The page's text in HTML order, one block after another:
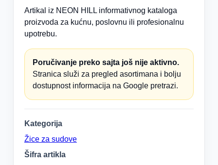
Artikal iz NEON HILL informativnog kataloga
proizvoda za kućnu, poslovnu ili profesionalnu
upotrebu.
Poručivanje preko sajta još nije aktivno.
Stranica služi za pregled asortimana i bolju
dostupnost informacija na Google pretrazi.
Kategorija
Žice za sudove
Šifra artikla